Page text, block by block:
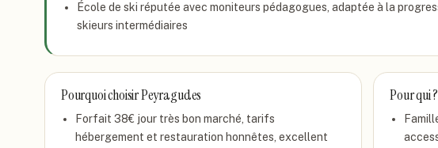
École de ski réputée avec moniteurs pédagogues, adaptée à la
skieurs intermédiaires
Pourquoi choisirPeyragudes
Forfait 38€ jour très bon marché, tarifs
hébergement et restauration honnêtes, excellent
Pour qui ?